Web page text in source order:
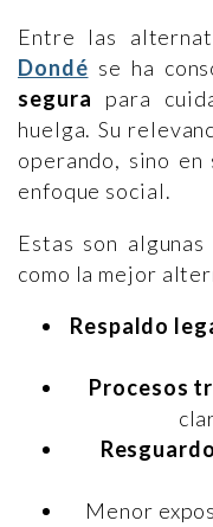
Entre las
Dondé se ha
segura para
huelga. Su
operando, sino en
enfoque social.
Estas son
como la mejor
Respaldo
Procesos
Menor